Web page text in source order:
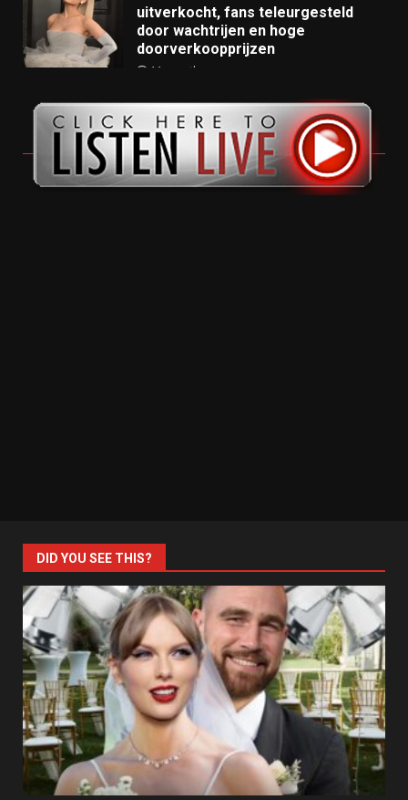
uitverkocht, fans teleurgesteld
door wachtrijen en hoge
doorverkoopprijzen
11 months ago
DID YOU SEE THIS?